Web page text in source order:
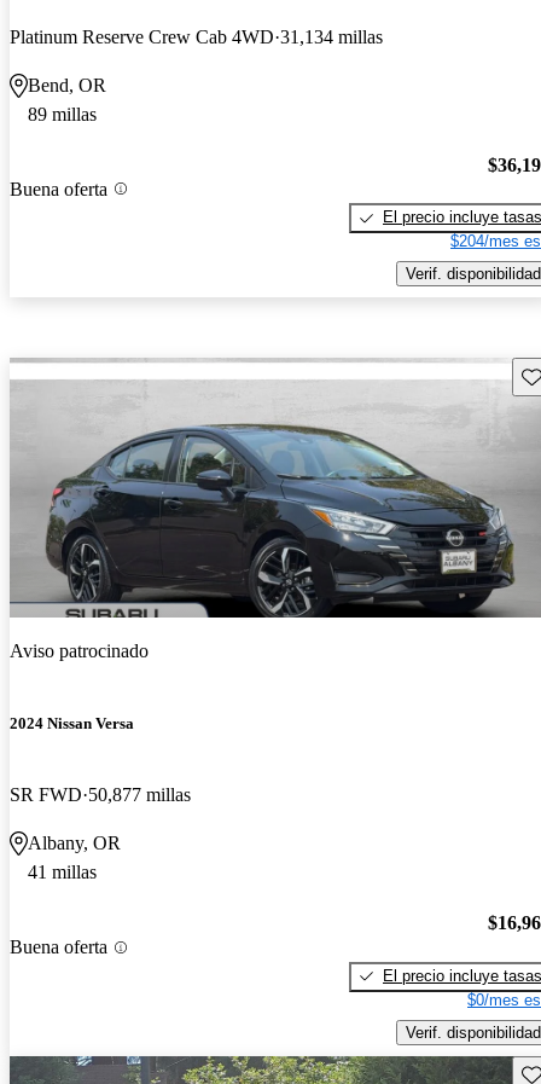
Platinum Reserve Crew Cab 4WD 31,134 millas
Bend, OR
89 millas
Buena oferta
El precio incluye tasas
$204/mes
Verif. disponibilidad
Aviso patrocinado
2024 Nissan Versa
SR FWD 50,877 millas
Albany, OR
41 millas
Buena oferta
El precio incluye tasas
$0/mes
Verif. disponibilidad